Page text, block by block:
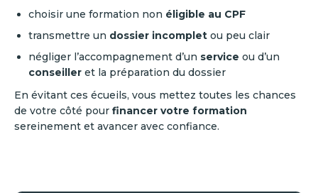
choisir une formation non éligible au CPF
transmettre un dossier incomplet ou peu clair
négliger l’accompagnement d’un service ou d’un
conseiller et la préparation du dossier
En évitant ces écueils, vous mettez toutes les chances
de votre côté pour financer votre formation
sereinement et avancer avec confiance.